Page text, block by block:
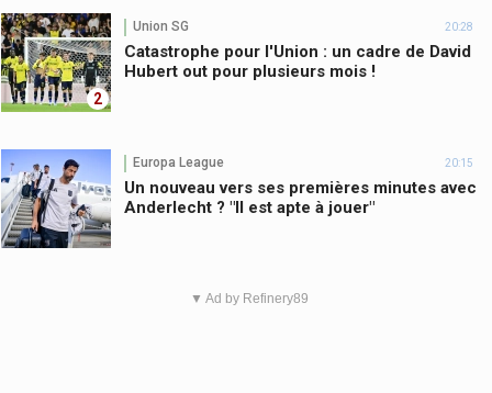
2
Union SG 20:28
Catastrophe pour l'Union : un cadre de David
Hubert out pour plusieurs mois !
Europa League 20:15
Un nouveau vers ses premières minutes avec
Anderlecht ? "Il est apte à jouer"
▼ Ad by Refinery89